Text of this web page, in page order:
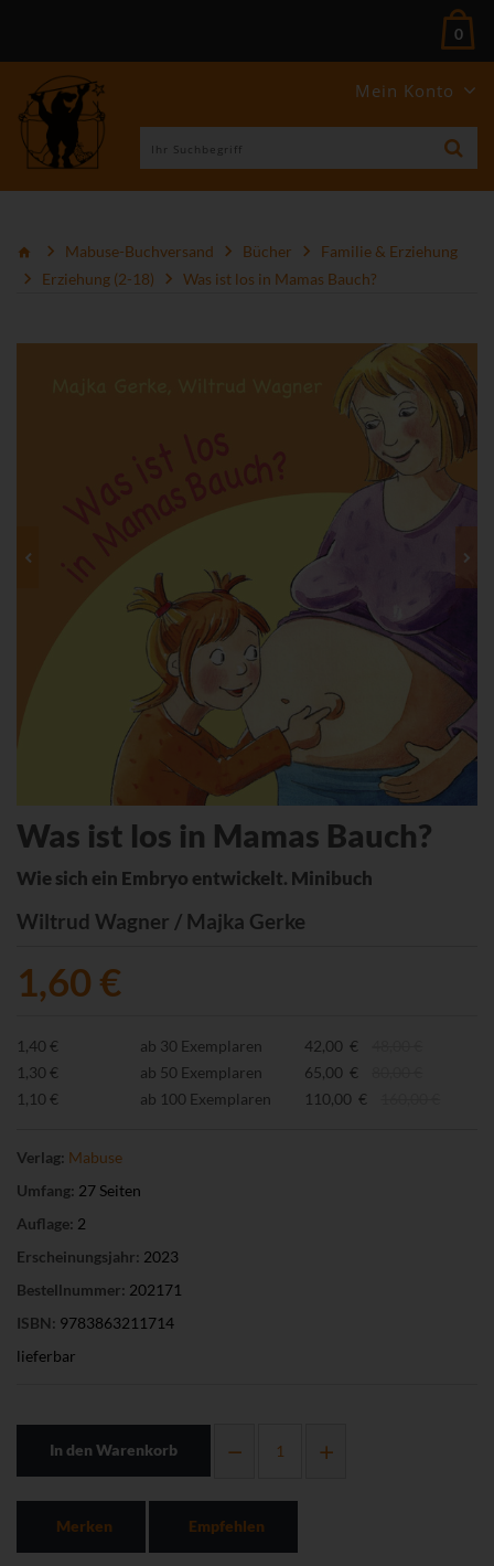
Mein Konto
0
Mabuse-Buchversand Bücher
Familie & Erziehung
Erziehung (2-18)
Was ist los in Mamas Bauch?
Was ist los in Mamas Bauch?
Wie sich ein Embryo entwickelt. Minibuch
Wiltrud Wagner / Majka Gerke
1,60 €
1,40 € ab 30 Exemplaren 42,00 €
1,30 €
ab 50 Exemplaren 65,00 €
1,10 €
ab 100 Exemplaren 110,00 €
Verlag: Mabuse
Umfang: 27 Seiten
Auflage: 2
Erscheinungsjahr: 2023
Bestellnummer: 202171
ISBN: 9783863211714
lieferbar
In den Warenkorb
Merken Empfehlen